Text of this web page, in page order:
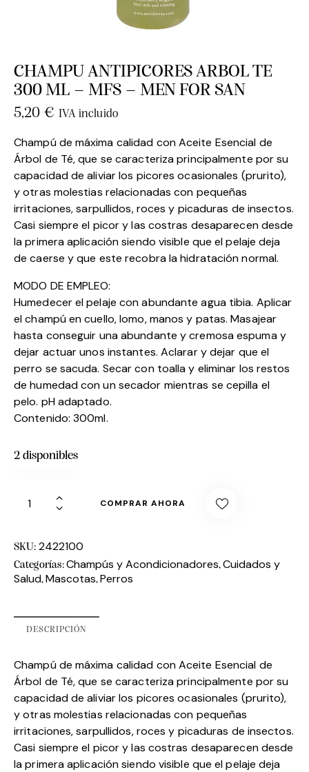
CHAMPU ANTIPICORES ARBOL TE
300 ML – MFS – MEN FOR SAN
5,20 € IVA incluido
Champú de máxima calidad con Aceite Esencial de
Árbol de Té, que se caracteriza principalmente por su
capacidad de aliviar los picores ocasionales (prurito),
y otras molestias relacionadas con pequeñas
irritaciones, sarpullidos, roces y picaduras de insectos.
Casi siempre el picor y las costras desaparecen desde
la primera aplicación siendo visible que el pelaje deja
de caerse y que este recobra la hidratación normal.
MODO DE EMPLEO:
Humedecer el pelaje con abundante agua tibia. Aplicar
el champú en cuello, lomo, manos y patas. Masajear
hasta conseguir una abundante y cremosa espuma y
dejar actuar unos instantes. Aclarar y dejar que el
perro se sacuda. Secar con toalla y eliminar los restos
de humedad con un secador mientras se cepilla el
pelo. pH adaptado.
Contenido: 300ml.
2 disponibles
COMPRAR AHORA
SKU: 2422100
Categorías:Champús y Acondicionadores,Cuidados y
Salud, Mascotas, Perros
DESCRIPCIÓN
Champú de máxima calidad con Aceite Esencial de
Árbol de Té, que se caracteriza principalmente por su
capacidad de aliviar los picores ocasionales (prurito),
y otras molestias relacionadas con pequeñas
irritaciones, sarpullidos, roces y picaduras de insectos.
Casi siempre el picor y las costras desaparecen desde
la primera aplicación siendo visible que el pelaje deja